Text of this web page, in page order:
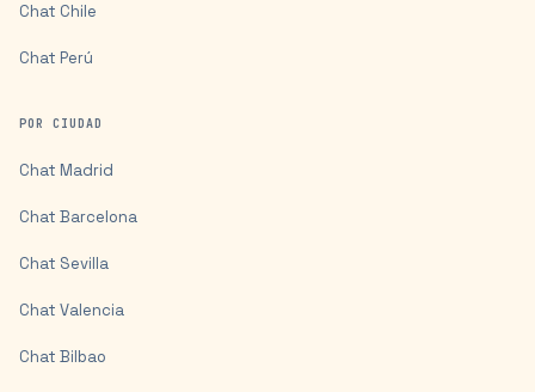
Chat Chile
Chat Perú
POR CIUDAD
Chat Madrid
Chat Barcelona
Chat Sevilla
Chat Valencia
Chat Bilbao